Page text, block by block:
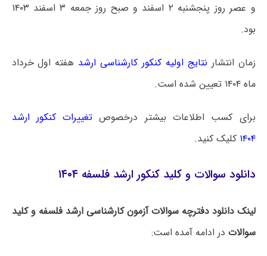
و عصر روز پنجشنبه ۲ اسفند و صبح روز جمعه ۳ اسفند ۱۴۰۳
بود.
زمان انتشار نتایج اولیه کنکور کارشناسی ارشد هفته اول خرداد
ماه ۱۴۰۴ تعیین شده است.
برای کسب اطلاعات بیشتر درخصوص تغییرات کنکور ارشد
۱۴۰۴ کلیک کنید.
دانلود سوالات و کلید کنکور ارشد فلسفه ۱۴۰۴
لینک دانلود دفترچه سوالات آزمون کارشناسی ارشد فلسفه و کلید
سوالات در ادامه آمده است: